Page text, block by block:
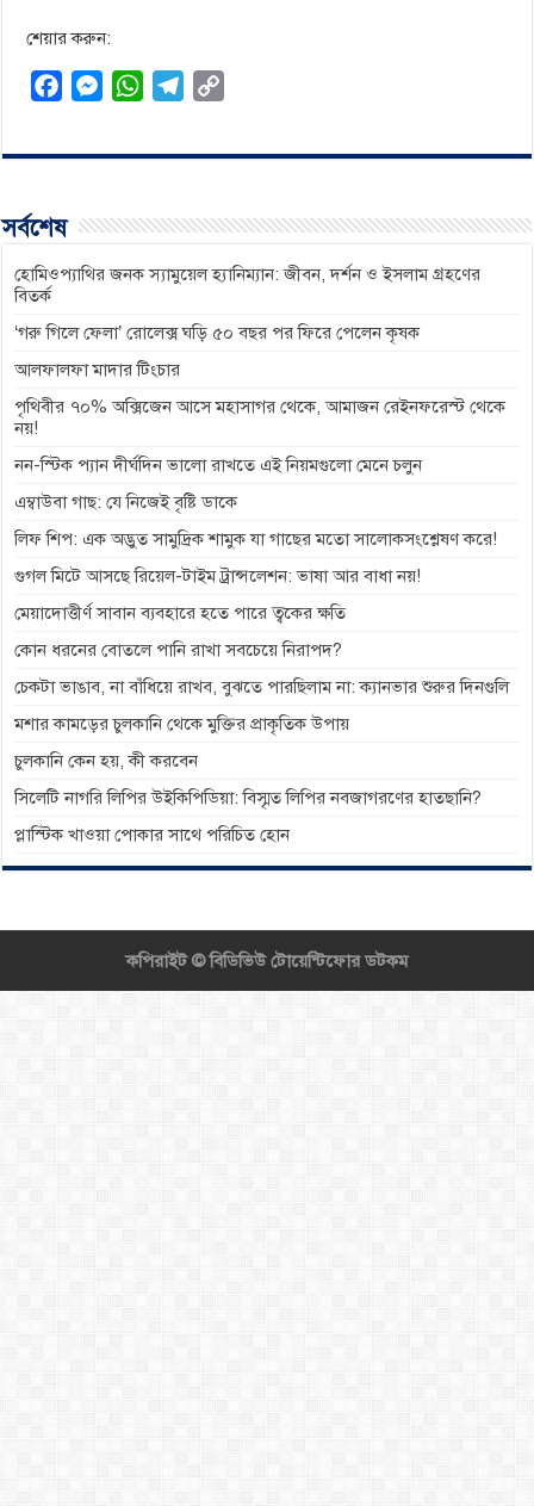
শেয়ার করুন:
o
o
M
n
g
r
W
A
p
r
a
i
n
সর্বশেষ
হোমিওপ্যাথির জনক স্যামুয়েল হ্যানিম্যান: জীবন, দর্শন ও ইসলাম গ্রহণের
বিতর্ক
‘গরু গিলে ফেলা’ রোলেক্স ঘড়ি ৫০ বছর পর ফিরে পেলেন কৃষক
আলফালফা মাদার টিংচার
পৃথিবীর ৭০% অক্সিজেন আসে মহাসাগর থেকে, আমাজন রেইনফরেস্ট থেকে
নয়!
নন-স্টিক প্যান দীর্ঘদিন ভালো রাখতে এই নিয়মগুলো মেনে চলুন
এম্বাউবা গাছ: যে নিজেই বৃষ্টি ডাকে
লিফ শিপ: এক অদ্ভুত সামুদ্রিক শামুক যা গাছের মতো সালোকসংশ্লেষণ করে!
গুগল মিটে আসছে রিয়েল-টাইম ট্রান্সলেশন: ভাষা আর বাধা নয়!
মেয়াদোত্তীর্ণ সাবান ব্যবহারে হতে পারে ত্বকের ক্ষতি
কোন ধরনের বোতলে পানি রাখা সবচেয়ে নিরাপদ?
চেকটা ভাঙাব, না বাঁধিয়ে রাখব, বুঝতে পারছিলাম না: ক্যানভার শুরুর দিনগুলি
মশার কামড়ের চুলকানি থেকে মুক্তির প্রাকৃতিক উপায়
চুলকানি কেন হয়, কী করবেন
সিলেটি নাগরি লিপির উইকিপিডিয়া: বিস্মৃত লিপির নবজাগরণের হাতছানি?
প্লাস্টিক খাওয়া পোকার সাথে পরিচিত হোন
কপিরাইট ©বিডিভিউ টোয়েন্টিফোর ডটকম